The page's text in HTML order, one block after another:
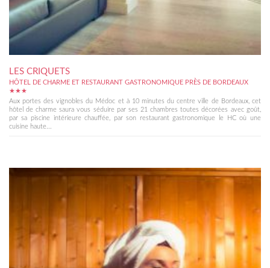
LES CRIQUETS
HÔTEL DE CHARME ET RESTAURANT GASTRONOMIQUE PRÈS DE BORDEAUX
★★★
Aux portes des vignobles du Médoc et à 10 minutes du centre ville de Bordeaux, cet
hôtel de charme saura vous séduire par ses 21 chambres toutes décorées avec goût,
par sa piscine intérieure chauffée, par son restaurant gastronomique le HC où une
cuisine haute...